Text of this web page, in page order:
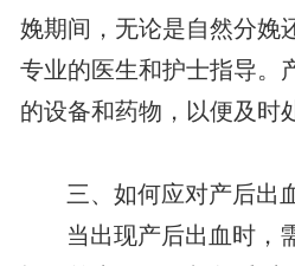
娩期间，无论是自然分娩
专业的医生和护士指导。
的设备和药物，以便及时
三、如何应对产后出
当出现产后出血时，